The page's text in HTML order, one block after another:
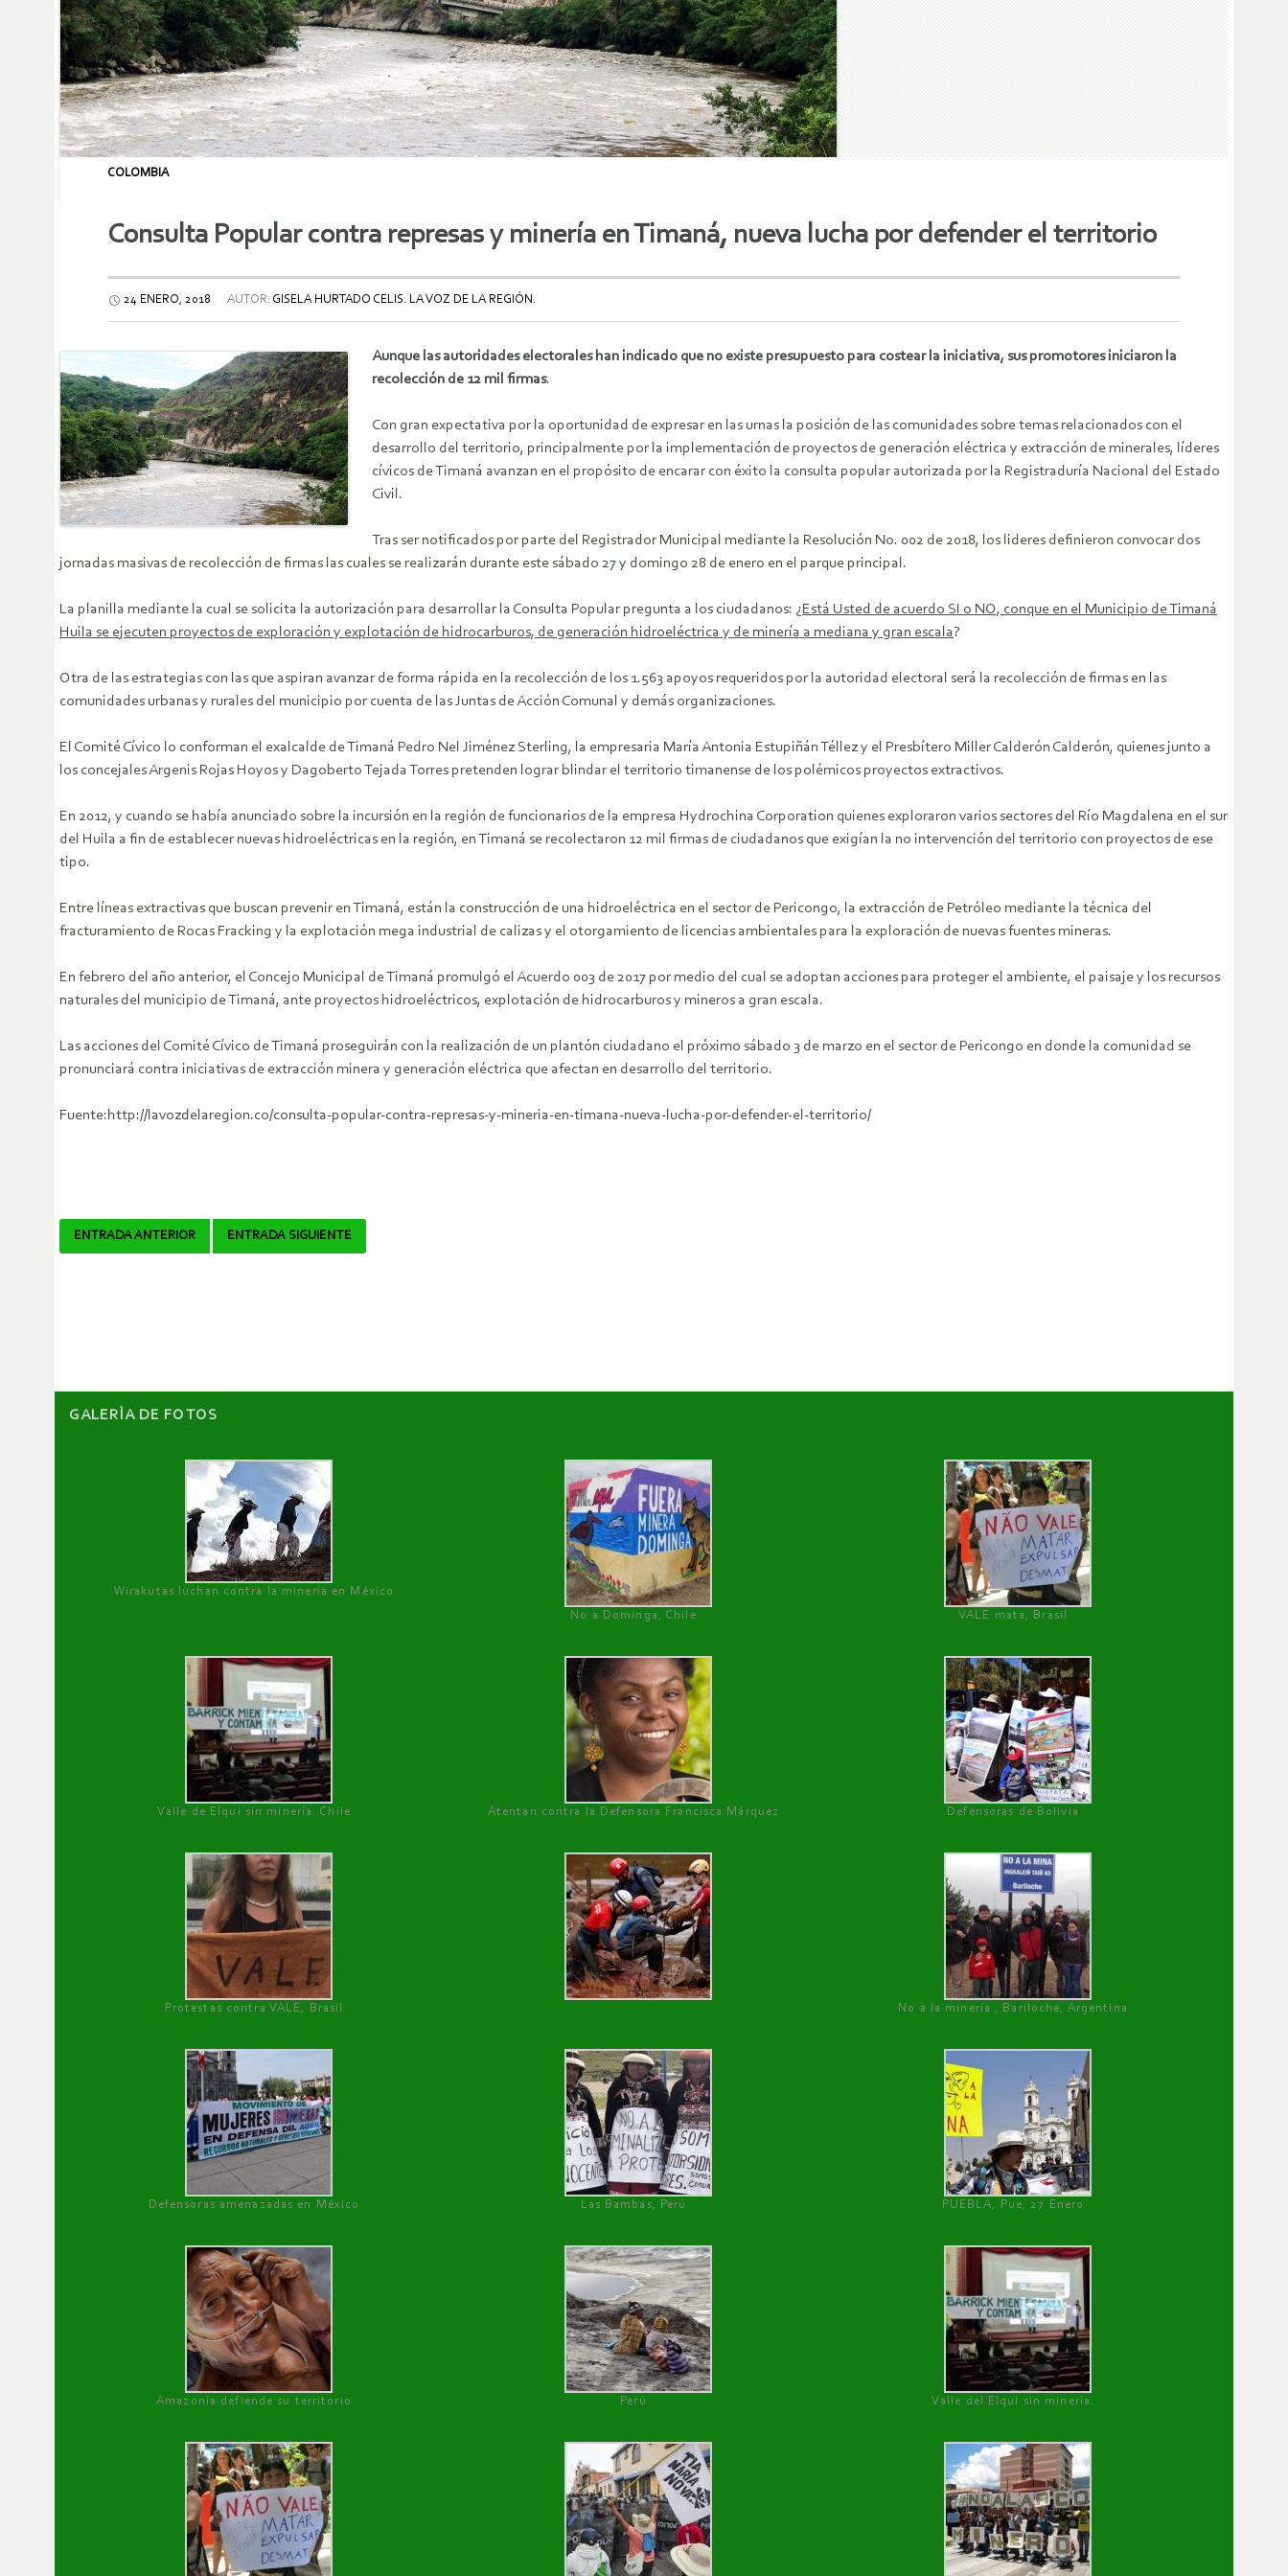
COLOMBIA
Consulta Popular contra represas y minería en Timaná, nueva lucha por defender el territorio
24 ENERO, 2018 AUTOR: GISELA HURTADO CELIS. LA VOZ DE LA REGIÓN.
Aunque las autoridades electorales han indicado que no existe presupuesto para costear la iniciativa, sus promotores iniciaron la
recolección de 12 mil firmas.
Con gran expectativa por la oportunidad de expresar en las urnas la posición de las comunidades sobre temas relacionados con el
desarrollo del territorio, principalmente por la implementación de proyectos de generación eléctrica y extracción de minerales, líderes
cívicos de Timaná avanzan en el propósito de encarar con éxito la consulta popular autorizada por la Registraduría Nacional del Estado
Civil.
Tras ser notificados por parte del Registrador Municipal mediante la Resolución No. 002 de 2018, los lideres definieron convocar dos
jornadas masivas de recolección de firmas las cuales se realizarán durante este sábado 27 y domingo 28 de enero en el parque principal.
La planilla mediante la cual se solicita la autorización para desarrollar la Consulta Popular pregunta a los ciudadanos: ¿Está Usted de acuerdo SI o NO, conque en el Municipio de Timaná
Huila se ejecuten proyectos de exploración y explotación de hidrocarburos, de generación hidroeléctrica y de minería a mediana y gran escala?
Otra de las estrategias con las que aspiran avanzar de forma rápida en la recolección de los 1.563 apoyos requeridos por la autoridad electoral será la recolección de firmas en las
comunidades urbanas y rurales del municipio por cuenta de las Juntas de Acción Comunal y demás organizaciones.
El Comité Cívico lo conforman el exalcalde de Timaná Pedro Nel Jiménez Sterling, la empresaria María Antonia Estupiñán Téllez y el Presbítero Miller Calderón Calderón, quienes junto a
los concejales Argenis Rojas Hoyos y Dagoberto Tejada Torres pretenden lograr blindar el territorio timanense de los polémicos proyectos extractivos.
En 2012, y cuando se había anunciado sobre la incursión en la región de funcionarios de la empresa Hydrochina Corporation quienes exploraron varios sectores del Río Magdalena en el sur
del Huila a fin de establecer nuevas hidroeléctricas en la región, en Timaná se recolectaron 12 mil firmas de ciudadanos que exigían la no intervención del territorio con proyectos de ese
tipo.
Entre líneas extractivas que buscan prevenir en Timaná, están la construcción de una hidroeléctrica en el sector de Pericongo, la extracción de Petróleo mediante la técnica del
fracturamiento de Rocas Fracking y la explotación mega industrial de calizas y el otorgamiento de licencias ambientales para la exploración de nuevas fuentes mineras.
En febrero del año anterior, el Concejo Municipal de Timaná promulgó el Acuerdo 003 de 2017 por medio del cual se adoptan acciones para proteger el ambiente, el paisaje y los recursos
naturales del municipio de Timaná, ante proyectos hidroeléctricos, explotación de hidrocarburos y mineros a gran escala.
Las acciones del Comité Cívico de Timaná proseguirán con la realización de un plantón ciudadano el próximo sábado 3 de marzo en el sector de Pericongo en donde la comunidad se
pronunciará contra iniciativas de extracción minera y generación eléctrica que afectan en desarrollo del territorio.
Fuente:http://lavozdelaregion.co/consulta-popular-contra-represas-y-mineria-en-timana-nueva-lucha-por-defender-el-territorio/
Navegador
ENTRADA ANTERIOR ENTRADA SIGUIENTE
GALERÌA DE FOTOS
Wirakutas luchan contra la minería en México
No a Dominga, Chile
VALE mata, Brasil
Valle de Elqui sin minería. Chile Atentan contra la Defensora Francisca Márquez Defensoras de Bolivia
Protestas contra VALE, Brasil No a la minería , Bariloche, Argentina
Defensoras amenazadas en México Las Bambas, Perú PUEBLA, Pue, 27 Enero
Amazonía defiende su territorio Perú Valle del Elqui sin minería.